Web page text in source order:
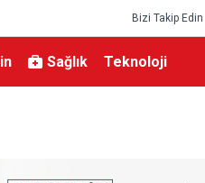
Bizi Takip Edin
Sağlık Teknoloji
başlıyor